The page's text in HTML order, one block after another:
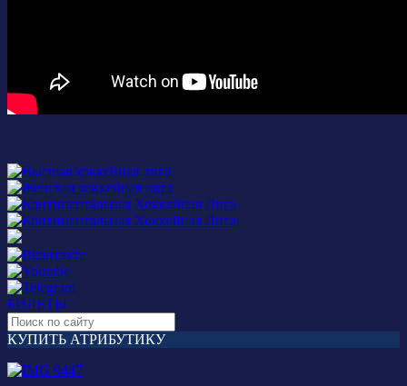
БИЛЕТЫ
КУПИТЬ АТРИБУТИКУ